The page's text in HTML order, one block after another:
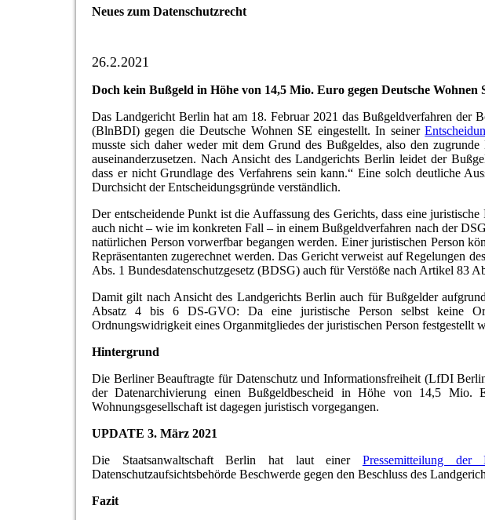
Neues zum Datenschutzrecht
26.2.2021
Doch kein Bußgeld in Höhe von 14,5 Mio. Euro gegen Deutsche Wohnen
Das Landgericht Berlin hat am 18. Februar 2021 das Bußgeldverfahren der
(BlnBDI) gegen die Deutsche Wohnen SE eingestellt. In seiner
musste sich daher weder mit dem Grund des Bußgeldes, also den
auseinanderzusetzen. Nach Ansicht des Landgerichts Berlin leidet der
dass er nicht Grundlage des Verfahrens sein kann.“ Eine solch deutliche
Durchsicht der Entscheidungsgründe verständlich.
Der entscheidende Punkt ist die Auffassung des Gerichts, dass eine
auch nicht – wie im konkreten Fall – in einem Bußgeldverfahren nach der
natürlichen Person vorwerfbar begangen werden. Einer juristischen Person
Repräsentanten zugerechnet werden. Das Gericht verweist auf Regelungen
Abs. 1 Bundesdatenschutzgesetz (BDSG) auch für Verstöße nach Artikel 83
Damit gilt nach Ansicht des Landgerichts Berlin auch für Bußgelder
Absatz 4 bis 6 DS-GVO: Da eine juristische Person selbst keine
Ordnungswidrigkeit eines Organmitgliedes der juristischen Person festgestellt
Hintergrund
Die Berliner Beauftragte für Datenschutz und Informationsfreiheit (LfDI
der Datenarchivierung einen Bußgeldbescheid in Höhe von 14,5 Mio.
Wohnungsgesellschaft ist dagegen juristisch vorgegangen.
UPDATE 3. März 2021
Die Staatsanwaltschaft Berlin hat laut einer Pressemitteilung
Datenschutzaufsichtsbehörde Beschwerde gegen den Beschluss des
Fazit